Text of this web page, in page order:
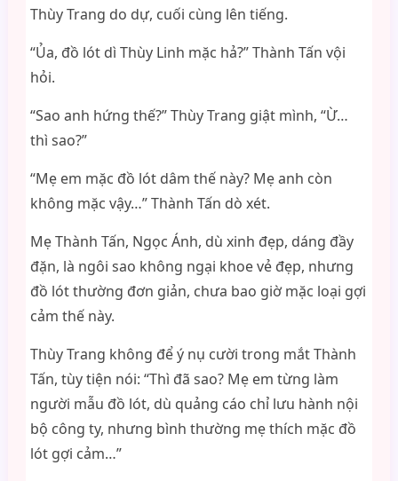
Thùy Trang do dự, cuối cùng lên tiếng.
“Ủa, đồ lót dì Thùy Linh mặc hả?” Thành Tấn vội
hỏi.
“Sao anh hứng thế?” Thùy Trang giật mình, “Ừ…
thì sao?”
“Mẹ em mặc đồ lót dâm thế này? Mẹ anh còn
không mặc vậy…” Thành Tấn dò xét.
Mẹ Thành Tấn, Ngọc Ánh, dù xinh đẹp, dáng đầy
đặn, là ngôi sao không ngại khoe vẻ đẹp, nhưng
đồ lót thường đơn giản, chưa bao giờ mặc loại gợi
cảm thế này.
Thùy Trang không để ý nụ cười trong mắt Thành
Tấn, tùy tiện nói: “Thì đã sao? Mẹ em từng làm
người mẫu đồ lót, dù quảng cáo chỉ lưu hành nội
bộ công ty, nhưng bình thường mẹ thích mặc đồ
lót gợi cảm…”